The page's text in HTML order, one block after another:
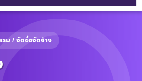
รม / จัดซื้อจัดจ้าง